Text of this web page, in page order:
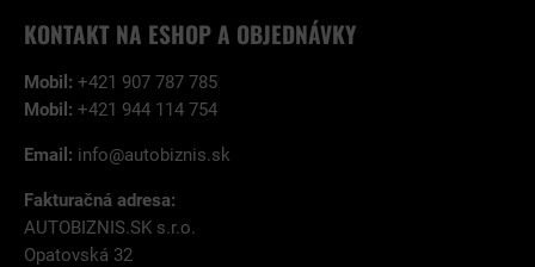
KONTAKT NA ESHOP A OBJEDNÁVKY
Mobil: +421 907 787 785
Mobil: +421 944 114 754
Email: info@autobiznis.sk
Fakturačná adresa:
AUTOBIZNIS.SK s.r.o.
Opatovská 32